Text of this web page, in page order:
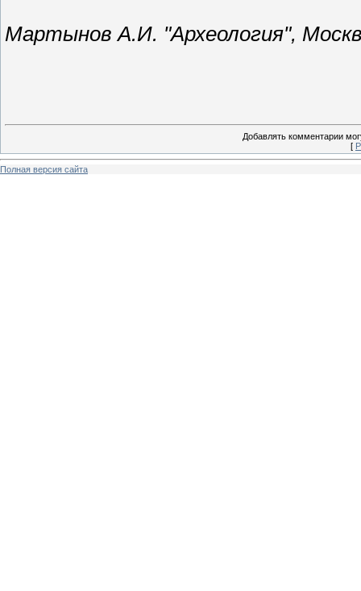
Мартынов А.И. "Археология",
Добавлять комментарии
[
Полная версия сайта